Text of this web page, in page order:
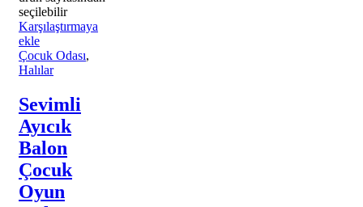
seçilebilir
Karşılaştırmaya
ekle
Çocuk Odası,
Halılar
Sevimli
Ayıcık
Balon
Çocuk
Oyun